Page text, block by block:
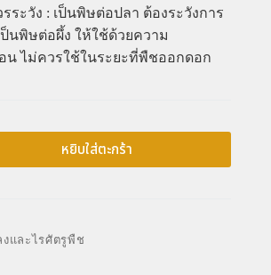
ระวัง : เป็นพิษต่อปลา ต้องระวังการ
นพิษต่อผึ้ง ให้ใช้ด้วยความ
น ไม่ควรใช้ในระยะที่พืชออกดอก
หยิบใส่ตะกร้า
และไรศัตรูพืช